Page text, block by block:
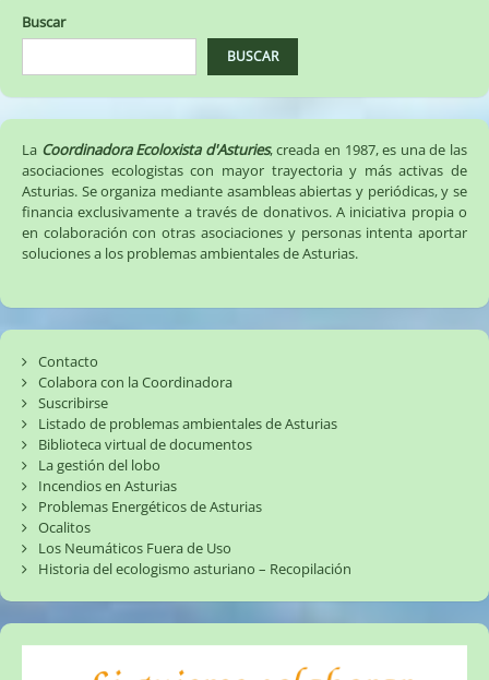
Buscar
BUSCAR
La Coordinadora Ecoloxista d'Asturies, creada en 1987, es una de las
asociaciones ecologistas con mayor trayectoria y más activas de
Asturias. Se organiza mediante asambleas abiertas y periódicas, y se
financia exclusivamente a través de donativos. A iniciativa propia o
en colaboración con otras asociaciones y personas intenta aportar
soluciones a los problemas ambientales de Asturias.
Contacto
Colabora con la Coordinadora
Suscribirse
Listado de problemas ambientales de Asturias
Biblioteca virtual de documentos
La gestión del lobo
Incendios en Asturias
Problemas Energéticos de Asturias
Ocalitos
Los Neumáticos Fuera de Uso
Historia del ecologismo asturiano – Recopilación